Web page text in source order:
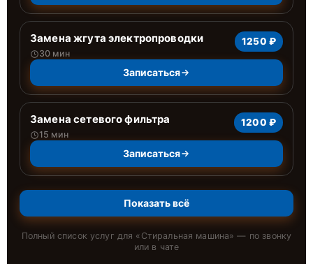
Замена жгута электропроводки
30 мин
1250 ₽
Записаться
Замена сетевого фильтра
15 мин
1200 ₽
Записаться
Показать всё
Полный список услуг для « Стиральная машина» — по звонку
или в чате